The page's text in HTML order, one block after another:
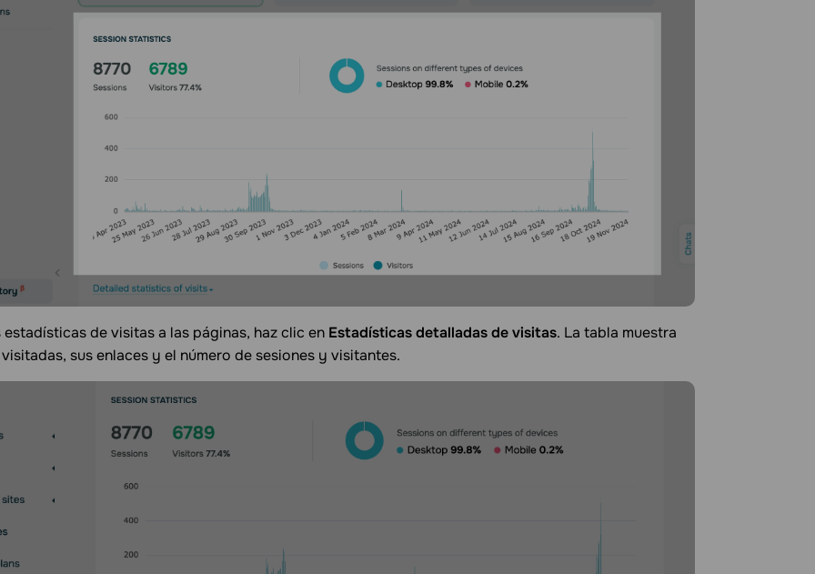
estadísticas de visitas a las páginas, haz clic en Estadísticas detalladas de visitas. La tabla muestra
sus enlaces y el número de sesiones y visitantes.